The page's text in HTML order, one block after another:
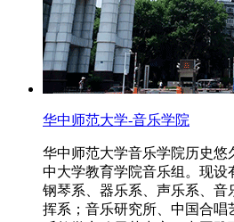
华中师范大学-音乐学院
华中师范大学音乐学院历史悠
中大学教育学院音乐组。现设
钢琴系、器乐系、声乐系、音
挥系；音乐研究所、中国合唱